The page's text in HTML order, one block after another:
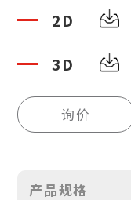
2D
3D
询价
产品规格